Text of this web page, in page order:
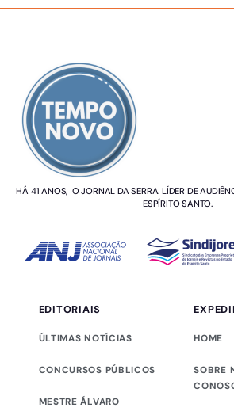
HÁ 41 ANOS, O JORNAL DA SERRA. LÍDER DE
ESPÍRITO SANTO.
EDITORIAIS
ÚLTIMAS NOTÍCIAS
CONCURSOS PÚBLICOS
MESTRE ÁLVARO
HOME
SOBRE